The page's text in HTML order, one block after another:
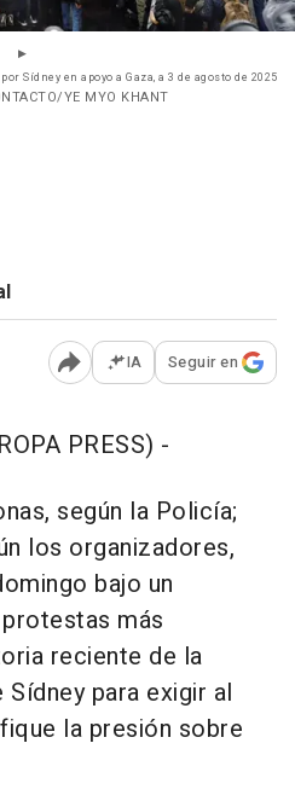
Sídney en apoyo a Gaza, a 3 de agosto de 2025
YE MYO KHANT
Abrir opciones para
IA Seguir en
PRESS) -
según la Policía;
los organizadores,
bajo un
más
reciente de la
para exigir al
la presión sobre